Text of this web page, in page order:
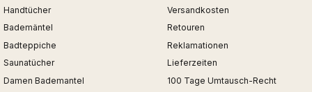
Handtücher
Bademäntel
Badteppiche
Saunatücher
Damen Bademantel
Versandkosten
Retouren
Reklamationen
Lieferzeiten
100 Tage Umtausch-Recht